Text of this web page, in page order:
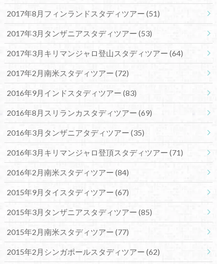
2017年8月フィンランドスタディツアー (51)
2017年3月タンザニアスタディツアー (53)
2017年3月キリマンジャロ登山スタディツアー (64)
2017年2月南米スタディツアー (72)
2016年9月インドスタディツアー (83)
2016年8月スリランカスタディツアー (69)
2016年3月タンザニアタディツアー (35)
2016年3月キリマンジャロ登頂スタディツアー (71)
2016年2月南米スタディツアー (84)
2015年9月タイスタディツアー (67)
2015年3月タンザニアスタディツアー (85)
2015年2月南米スタディツアー (77)
2015年2月シンガポールスタディツアー (62)